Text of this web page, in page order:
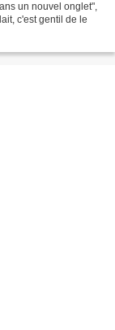
un nouvel onglet",
c'est gentil de le